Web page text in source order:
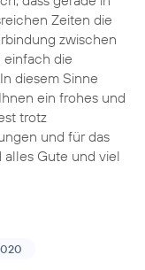
Zeiten die
zwischen
die
diesem Sinne
ein frohes und
trotz
und für das
alles Gute und viel